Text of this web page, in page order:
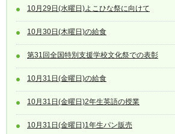
10月29日(水曜日)よこひな祭に向けて
10月30日(木曜日)の給食
第31回全国特別支援学校文化祭での表彰
10月31日(金曜日)の給食
10月31日(金曜日)2年生英語の授業
10月31日(金曜日)1年生パン販売